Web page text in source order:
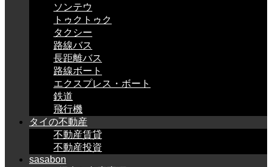
ソンテウ
トゥクトゥク
タクシー
路線バス
長距離バス
路線ボート
エクスプレス・ボート
鉄道
飛行機
タイの不動産
不動産賃貸
不動産投資
sasabon